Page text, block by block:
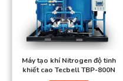
Máy tạo khí Nitrogen độ tinh
khiết cao Tecbell TBP-800N